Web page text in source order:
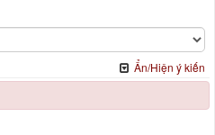
Ẩn/Hiện ý kiến